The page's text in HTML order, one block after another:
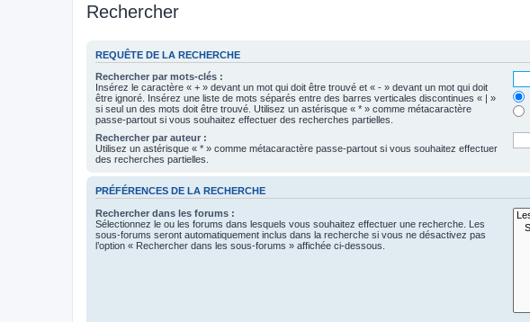
Rechercher
REQUÊTE DE LA RECHERCHE
Rechercher par mots-clés :
Insérez le caractère « + » devant un mot qui doit être trouvé et « - » devant un mot qui doit
être ignoré. Insérez une liste de mots séparés entre des barres verticales discontinues « | »
si seul un des mots doit être trouvé. Utilisez un astérisque « * » comme métacaractère
passe-partout si vous souhaitez effectuer des recherches partielles.
Rechercher par auteur :
Utilisez un astérisque « * » comme métacaractère passe-partout si vous souhaitez effectuer
des recherches partielles.
PRÉFÉRENCES DE LA RECHERCHE
Rechercher dans les forums :
Sélectionnez le ou les forums dans lesquels vous souhaitez effectuer une recherche. Les
sous-forums seront automatiquement inclus dans la recherche si vous ne désactivez pas
l’option « Rechercher dans les sous-forums » affichée ci-dessous.